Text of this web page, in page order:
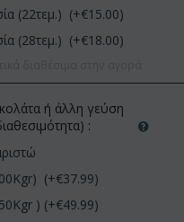
(22τεμ.) (+€15.00)
(28τεμ.) (+€18.00)
ή άλλη γεύση
:
(+€37.99)
) (+€49.99)